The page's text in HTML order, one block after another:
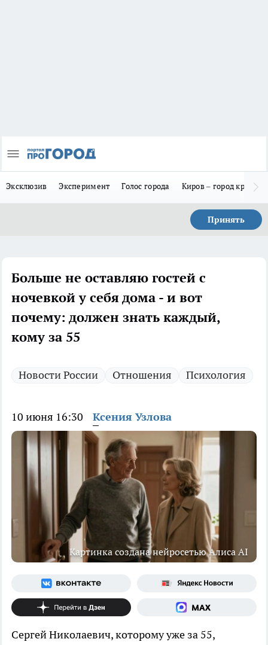
Эксклюзив Эксперимент Голос города Киров – город
Принять
Больше не оставляю гостей с
ночевкой у себя дома - и вот
почему: должен знать каждый,
кому за 55
Новости России Отношения Психология
10 июня 16:30 Ксения Узлова
Картинка создана нейросетью Алиса AI
Сергей Николаевич, которому уже за 55,